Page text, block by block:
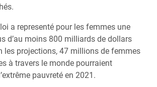
a representé pour les femmes une
d’au moins 800 milliards de dollars
les projections, 47 millions de femmes
à travers le monde pourraient
pauvreté en 2021.